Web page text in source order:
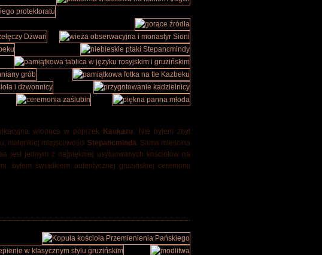
wiodąca w poprzek Kaukazu. Nie byłem zbyt
maleńkiej miejscowości Stepancminda. Sama mieścina
jest jednym z najpiękniej usytuowanych kościołów na
byłem świadkiem autentycznej gruzińskiej ceremonii